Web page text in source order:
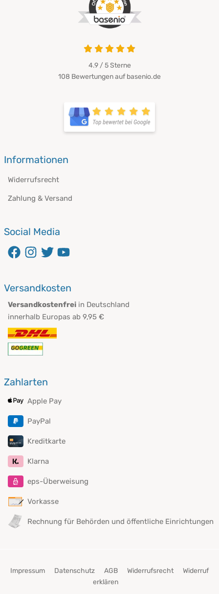
4.9 / 5Sterne
108 Bewertungen auf basenio.de
Informationen
Widerrufsrecht
Zahlung & Versand
Social Media
Versandkosten
Versandkostenfrei in Deutschland
innerhalb Europas ab 9,95 €
Zahlarten
Apple Pay
PayPal
Kreditkarte
Klarna
eps-Überweisung
Vorkasse
Rechnung für Behörden und öffentliche Einrichtungen
Impressum Datenschutz AGB Widerrufsrecht
Widerruf
erklären